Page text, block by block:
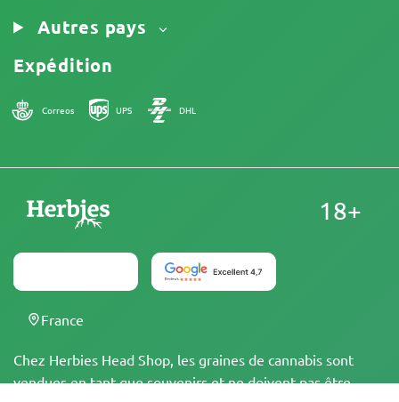
Autres pays
Expédition
Correos UPS DHL
Chez Herbies Head Shop, les graines de cannabis sont
vendues en tant que souvenirs et ne doivent pas être
18+
France